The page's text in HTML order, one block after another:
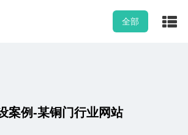
全部
案例-某铜门行业网站